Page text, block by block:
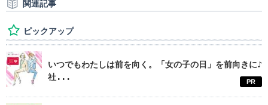
関連記事
ピックアップ
いつでもわたしは前を向く。「女の子の日」を前向きに♪
社...
PR